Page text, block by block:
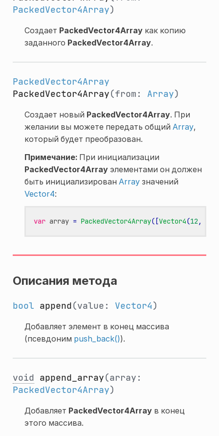
PackedVector4Array)
Создает PackedVector4Arrayкак копию
заданного PackedVector4Array.
PackedVector4Array
PackedVector4Array(from: Array)
Создает новый PackedVector4Array. При
желании вы можете передать общий Array,
который будет преобразован.
Примечание:При инициализации
PackedVector4Arrayэлементами он должен
быть инициализирован Arrayзначений
Vector4:
var array = PackedVector4Array([Vector4(12,
Описания метода
bool append(value: Vector4)
Добавляет элемент в конец массива
(псевдоним push_back()).
void append_array(array:
PackedVector4Array)
Добавляет PackedVector4Arrayв конец
этого массива.